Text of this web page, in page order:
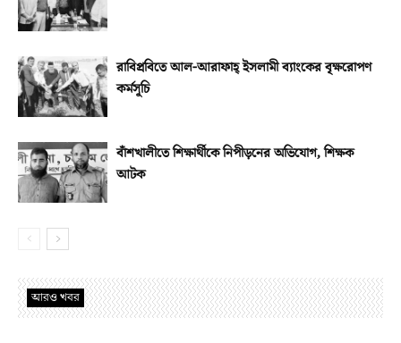
রাবিপ্রবিতে আল-আরাফাহ্‌ ইসলামী ব্যাংকের বৃক্ষরোপণ
কর্মসূচি
বাঁশখালীতে শিক্ষার্থীকে নিপীড়নের অভিযোগ, শিক্ষক
আটক
আরও খবর